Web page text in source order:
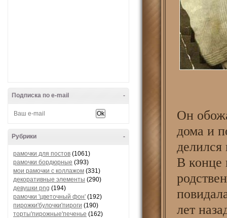
-
Подписка по e-mail
-
Рубрики
рамочки для постов (1061)
рамочки бордюрные (393)
мои рамочки с коллажом (331)
декоративные элементы (290)
девушки png (194)
рамочки 'цветочный фон' (192)
пирожки'булочки'пироги (190)
торты'пирожные'печенье (162)
Он
дома и
В конце
лет